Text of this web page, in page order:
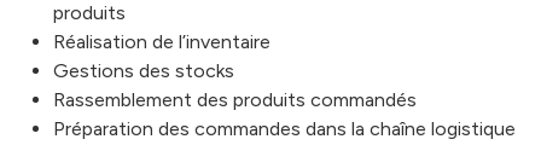
produits
Réalisation de l’inventaire
Gestions des stocks
Rassemblement des produits commandés
Préparation des commandes dans la chaîne logistique